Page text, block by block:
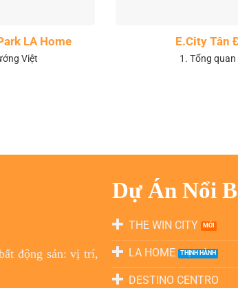
LA Home
Việt
E.City Tân
1. Tổng
động sản: vị trí,
Dự Án Nổi
THE WIN CITY
LA HOME
DESTINO CENTRO